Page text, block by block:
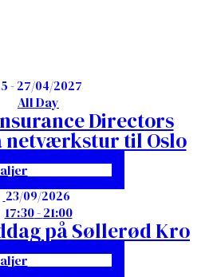
- 27/04/2027
All Day
Directors
netværkstur til Oslo
23/09/2026
17:30-21:00
på Søllerød Kro